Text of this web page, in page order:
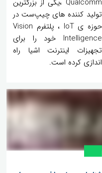
Qualcomm ،یکی از بزرگترین
تولید کننده های چیپ‌ست در
حوزه ی IoT ، پلتفرم Vision
Intelligence خود را برای
تجهیزات اینترنت اشیا راه
اندازی کرده است.